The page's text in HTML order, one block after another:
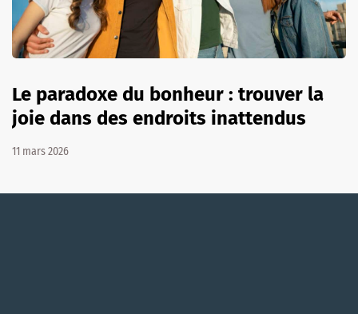
Le paradoxe du bonheur : trouver la
joie dans des endroits inattendus
11 mars 2026